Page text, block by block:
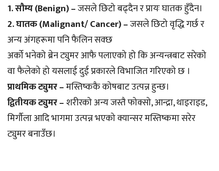
1. सौम्य (Benign) –जसले छिटो बढ्दैन र प्रायः घातक हुँदैन।
2. घातक (Malignant/ Cancer) –जसले छिटो वृद्धि गर्छ र
अन्य अंगहरूमा पनि फैलिन सक्छ
अर्को भनेको ब्रेन ट्युमर आफै पलाएको हो कि अन्यन्त्रबाट सरेको
वा फैलेको हो यसलाई दुई प्रकारले विभाजित गरिएको छ ।
प्राथमिक ट्युमर –मस्तिष्ककै कोषबाट उत्पन्न हुन्छ।
द्वितीयक ट्युमर –शरीरको अन्य जस्तै फोक्सो, आन्द्रा, थाइराइड,
मिर्गौला आदि भागमा उत्पन्न भएको क्यान्सर मस्तिष्कमा सरेर
ट्युमर बनाउँछ।